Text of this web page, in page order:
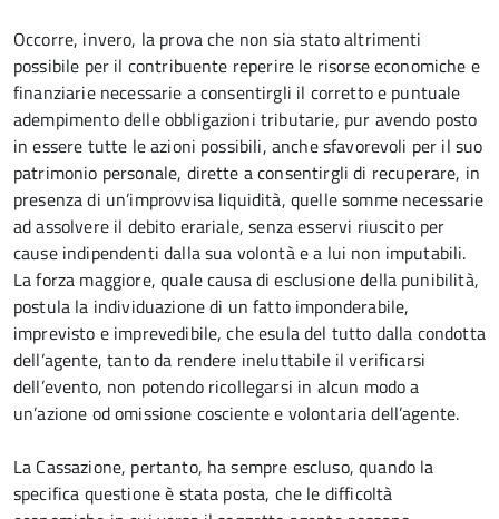
Occorre, invero, la prova che non sia stato altrimenti
possibile per il contribuente reperire le risorse economiche e
finanziarie necessarie a consentirgli il corretto e puntuale
adempimento delle obbligazioni tributarie, pur avendo posto
in essere tutte le azioni possibili, anche sfavorevoli per il suo
patrimonio personale, dirette a consentirgli di recuperare, in
presenza di un’improvvisa liquidità, quelle somme necessarie
ad assolvere il debito erariale, senza esservi riuscito per
cause indipendenti dalla sua volontà e a lui non imputabili.
La forza maggiore, quale causa di esclusione della punibilità,
postula la individuazione di un fatto imponderabile,
imprevisto e imprevedibile, che esula del tutto dalla condotta
dell’agente, tanto da rendere ineluttabile il verificarsi
dell’evento, non potendo ricollegarsi in alcun modo a
un’azione od omissione cosciente e volontaria dell’agente.
La Cassazione, pertanto, ha sempre escluso, quando la
specifica questione è stata posta, che le difficoltà